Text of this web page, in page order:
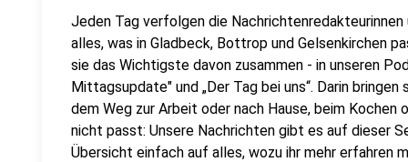
Jeden Tag verfolgen die
alles, was in Gladbeck, Bottrop und Gelsenkirchen
sie das Wichtigste davon zusammen - in unseren
Mittagsupdate" und „Der Tag bei uns“. Darin
dem Weg zur Arbeit oder nach Hause, beim Kochen
nicht passt: Unsere Nachrichten gibt es auf dieser
Übersicht einfach auf alles, wozu ihr mehr erfahren